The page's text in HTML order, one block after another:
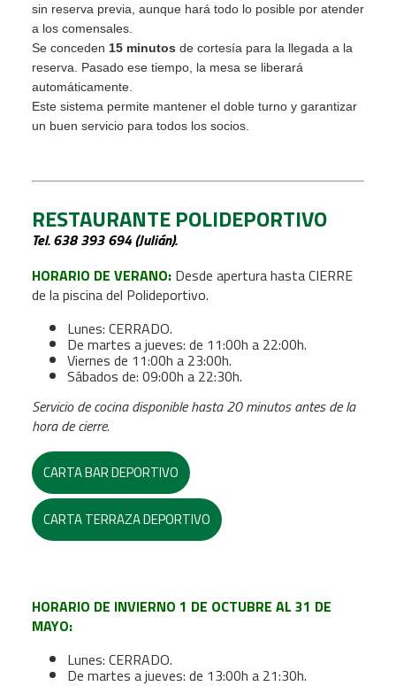
sin reserva previa, aunque hará todo lo posible por atender
a los comensales.
Se conceden 15 minutos de cortesía para la llegada a la
reserva. Pasado ese tiempo, la mesa se liberará
automáticamente.
Este sistema permite mantener el doble turno y garantizar
un buen servicio para todos los socios.
RESTAURANTE POLIDEPORTIVO
Tel. 638 393 694 (Julián).
HORARIO DE VERANO: Desde apertura hasta CIERRE
de la piscina del Polideportivo.
Lunes: CERRADO.
De martes a jueves: de 11:00h a 22:00h.
Viernes de 11:00h a 23:00h.
Sábados de: 09:00h a 22:30h.
Servicio de cocina disponible hasta 20 minutos antes de la
hora de cierre.
CARTA BAR DEPORTIVO
CARTA TERRAZA DEPORTIVO
HORARIO DE INVIERNO 1 DE OCTUBRE AL 31 DE
MAYO:
Lunes: CERRADO.
De martes a jueves: de 13:00h a 21:30h.